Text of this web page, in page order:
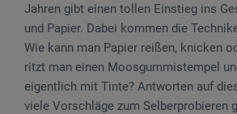
Jahren gibt einen tollen Einstieg ins
und Papier. Dabei kommen die
Wie kann man Papier reißen, knicken
ritzt man einen Moosgummistempel
eigentlich mit Tinte? Antworten auf
viele Vorschläge zum Selberprobieren